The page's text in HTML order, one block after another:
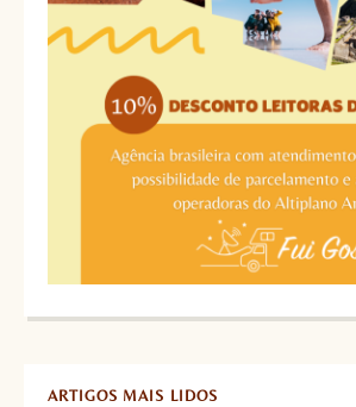
ARTIGOS MAIS LIDOS